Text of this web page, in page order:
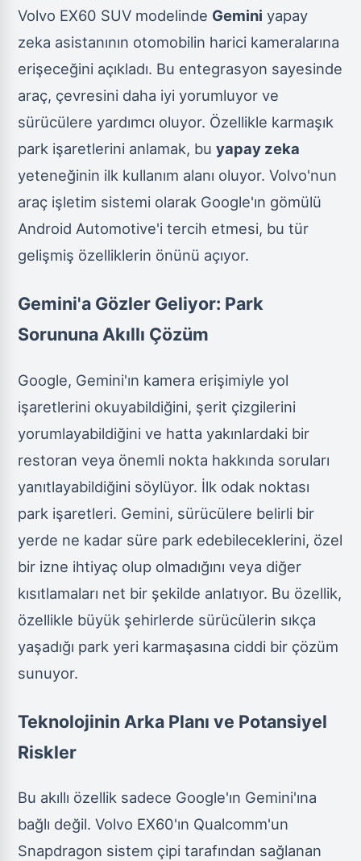
Volvo EX60 SUV modelinde Gemini yapay
zeka asistanının otomobilin harici kameralarına
erişeceğini açıkladı. Bu entegrasyon sayesinde
araç, çevresini daha iyi yorumluyor ve
sürücülere yardımcı oluyor. Özellikle karmaşık
park işaretlerini anlamak, buyapay zeka
yeteneğinin ilk kullanım alanı oluyor. Volvo'nun
araç işletim sistemi olarak Google'ın gömülü
Android Automotive'i tercih etmesi, bu tür
gelişmiş özelliklerin önünü açıyor.
Gemini'a Gözler Geliyor: Park
Sorununa Akıllı Çözüm
Google, Gemini'ın kamera erişimiyle yol
işaretlerini okuyabildiğini, şerit çizgilerini
yorumlayabildiğini ve hatta yakınlardaki bir
restoran veya önemli nokta hakkında soruları
yanıtlayabildiğini söylüyor. İlk odak noktası
park işaretleri. Gemini, sürücülere belirli bir
yerde ne kadar süre park edebileceklerini, özel
bir izne ihtiyaç olup olmadığını veya diğer
kısıtlamaları net bir şekilde anlatıyor. Bu özellik,
özellikle büyük şehirlerde sürücülerin sıkça
yaşadığı park yeri karmaşasına ciddi bir çözüm
sunuyor.
Teknolojinin Arka Planı ve Potansiyel
Riskler
Bu akıllı özellik sadece Google'ın Gemini'ına
bağlı değil. Volvo EX60'ın Qualcomm'un
Snapdragon sistem çipi tarafından sağlanan